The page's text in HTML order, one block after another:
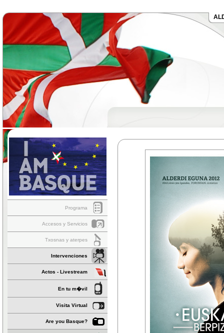
Programa
Accesos y Servicios
Txosnas y aterpes
Intervenciones
Actos - Livestream
En tu m�vil
Visita Virtual
Are you Basque?